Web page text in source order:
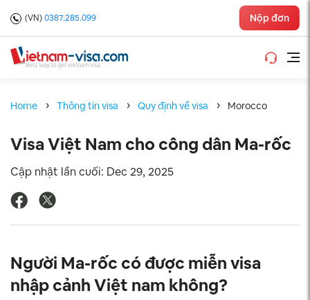
(VN)0387.285.099 Nộp đơn
Home Thông tin visa Quy định về visa Morocco
Visa Việt Nam cho công dân Ma-rốc
Cập nhật lần cuối: Dec 29, 2025
Người Ma-rốc có được miễn visa
nhập cảnh Việt nam không?